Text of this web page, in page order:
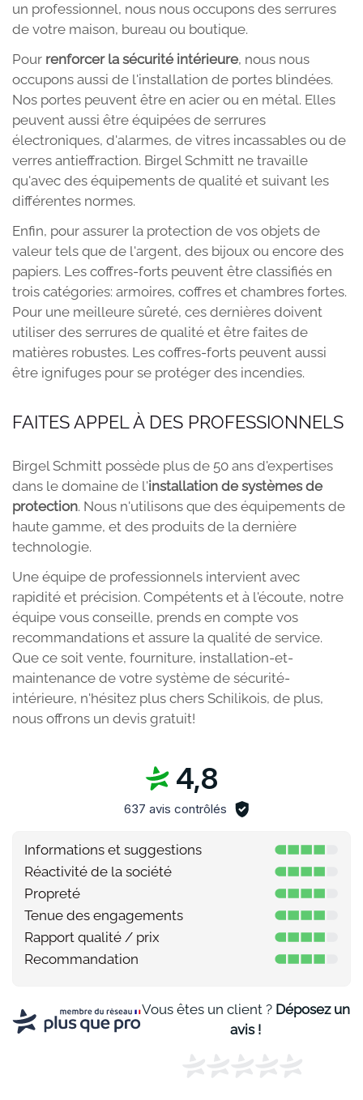
un professionnel, nous nous occupons des serrures
de votre maison, bureau ou boutique.
Pour renforcer la sécurité intérieure, nous nous
occupons aussi de l'installation de portes blindées.
Nos portes peuvent être en acier ou en métal. Elles
peuvent aussi être équipées de serrures
électroniques, d'alarmes, de vitres incassables ou de
verres antieffraction. Birgel Schmitt ne travaille
qu'avec des équipements de qualité et suivant les
différentes normes.
Enfin, pour assurer la protection de vos objets de
valeur tels que de l'argent, des bijoux ou encore des
papiers. Les coffres-forts peuvent être classifiés en
trois catégories: armoires, coffres et chambres fortes.
Pour une meilleure sûreté, ces dernières doivent
utiliser des serrures de qualité et être faites de
matières robustes. Les coffres-forts peuvent aussi
être ignifuges pour se protéger des incendies.
FAITES APPEL À DES PROFESSIONNELS
Birgel Schmitt possède plus de 50 ans d'expertises
dans le domaine de l'installation de systèmes de
protection. Nous n'utilisons que des équipements de
haute gamme, et des produits de la dernière
technologie.
Une équipe de professionnels intervient avec
rapidité et précision. Compétents et à l'écoute, notre
équipe vous conseille, prends en compte vos
recommandations et assure la qualité de service.
Que ce soit vente, fourniture, installation-et-
maintenance de votre système de sécurité-
intérieure, n'hésitez plus chers Schilikois, de plus,
nous offrons un devis gratuit!
4,8
637 avis contrôlés
Informations et suggestions
Réactivité de la société
Propreté
Tenue des engagements
Rapport qualité / prix
Recommandation
Vous êtes un client ? Déposez un
avis !